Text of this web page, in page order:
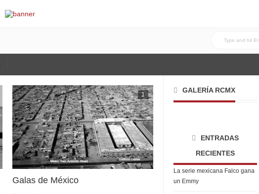
1
Galas de México
GALERÍA RCMX
ENTRADAS
RECIENTES
La serie mexicana Falco gana
un Emmy